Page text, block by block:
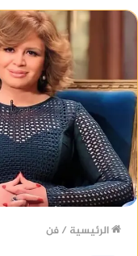
الرئيسية /فن